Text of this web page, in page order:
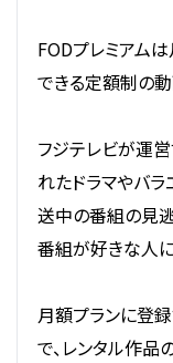
FODプレミアム
できる定額制の
フジテレビが運
れたドラマやバラ
送中の番組の見
番組が好きな人に
月額プランに登
で、レンタル作